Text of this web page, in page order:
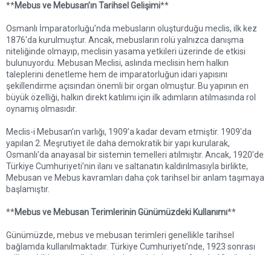
**Mebus ve Mebusan’ın Tarihsel Gelişimi**
Osmanlı İmparatorluğu’nda mebusların oluşturduğu meclis, ilk kez
1876'da kurulmuştur. Ancak, mebusların rolü yalnızca danışma
niteliğinde olmayıp, meclisin yasama yetkileri üzerinde de etkisi
bulunuyordu. Mebusan Meclisi, aslında meclisin hem halkın
taleplerini denetleme hem de imparatorluğun idari yapısını
şekillendirme açısından önemli bir organ olmuştur. Bu yapının en
büyük özelliği, halkın direkt katılımı için ilk adımların atılmasında rol
oynamış olmasıdır.
Meclis-i Mebusan’ın varlığı, 1909’a kadar devam etmiştir. 1909'da
yapılan 2. Meşrutiyet ile daha demokratik bir yapı kurularak,
Osmanlı'da anayasal bir sistemin temelleri atılmıştır. Ancak, 1920’de
Türkiye Cumhuriyeti’nin ilanı ve saltanatın kaldırılmasıyla birlikte,
Mebusan ve Mebus kavramları daha çok tarihsel bir anlam taşımaya
başlamıştır.
**Mebus ve Mebusan Terimlerinin Günümüzdeki Kullanımı**
Günümüzde, mebus ve mebusan terimleri genellikle tarihsel
bağlamda kullanılmaktadır. Türkiye Cumhuriyeti’nde, 1923 sonrası